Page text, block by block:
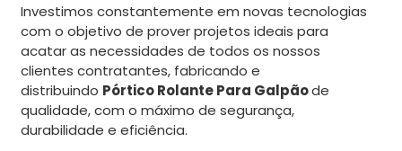
Investimos constantemente em novas tecnologias
com o objetivo de prover projetos ideais para
acatar as necessidades de todos os nossos
clientes contratantes, fabricando e
distribuindo Pórtico Rolante Para Galpãode
qualidade, com o máximo de segurança,
durabilidade e eficiência.